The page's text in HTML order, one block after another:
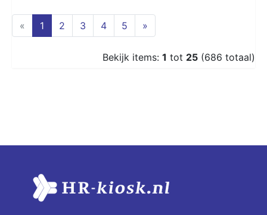
« 1 (current)
2 3 4 5 »
Bekijk items: 1 tot 25 (686 totaal)